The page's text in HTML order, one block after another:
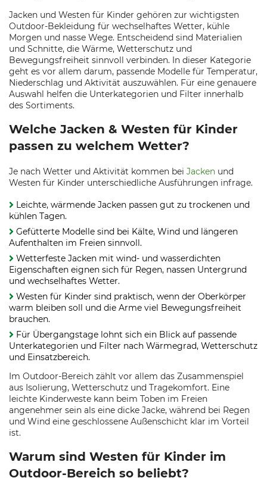
Jacken und Westen für Kinder gehören zur wichtigsten
Outdoor-Bekleidung für wechselhaftes Wetter, kühle
Morgen und nasse Wege. Entscheidend sind Materialien
und Schnitte, die Wärme, Wetterschutz und
Bewegungsfreiheit sinnvoll verbinden. In dieser Kategorie
geht es vor allem darum, passende Modelle für Temperatur,
Niederschlag und Aktivität auszuwählen. Für eine genauere
Auswahl helfen die Unterkategorien und Filter innerhalb
des Sortiments.
Welche Jacken & Westen für Kinder
passen zu welchem Wetter?
Je nach Wetter und Aktivität kommen bei Jacken und
Westen für Kinder unterschiedliche Ausführungen infrage.
Leichte, wärmende Jacken passen gut zu trockenen und
kühlen Tagen.
Gefütterte Modelle sind bei Kälte, Wind und längeren
Aufenthalten im Freien sinnvoll.
Wetterfeste Jacken mit wind- und wasserdichten
Eigenschaften eignen sich für Regen, nassen Untergrund
und wechselhaftes Wetter.
Westen für Kinder sind praktisch, wenn der Oberkörper
warm bleiben soll und die Arme viel Bewegungsfreiheit
brauchen.
Für Übergangstage lohnt sich ein Blick auf passende
Unterkategorien und Filter nach Wärmegrad, Wetterschutz
und Einsatzbereich.
Im Outdoor-Bereich zählt vor allem das Zusammenspiel
aus Isolierung, Wetterschutz und Tragekomfort. Eine
leichte Kinderweste kann beim Toben im Freien
angenehmer sein als eine dicke Jacke, während bei Regen
und Wind eine geschlossene Außenschicht klar im Vorteil
ist.
Warum sind Westen für Kinder im
Outdoor-Bereich so beliebt?